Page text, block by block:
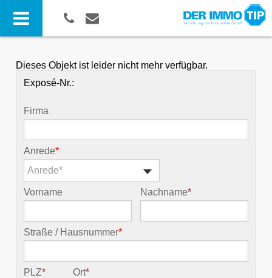
Dieses Objekt ist leider nicht mehr verfügbar.
Exposé-Nr.:
Firma
Anrede*
Anrede*
Vorname Nachname*
Straße / Hausnummer*
PLZ* Ort*